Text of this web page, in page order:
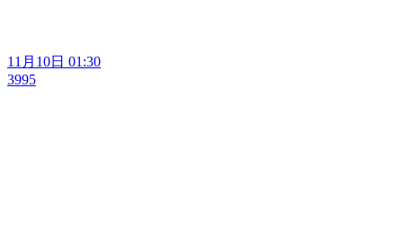
11月10日 01:30
3995